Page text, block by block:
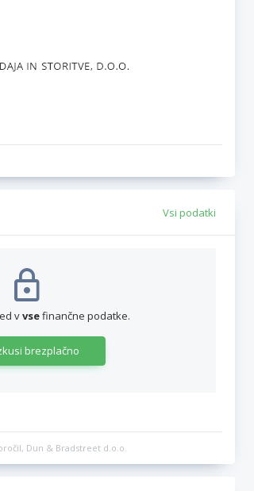
Vsi podatki
vvsefinančne podatke.
brezplačno
Dun & Bradstreet d.o.o.